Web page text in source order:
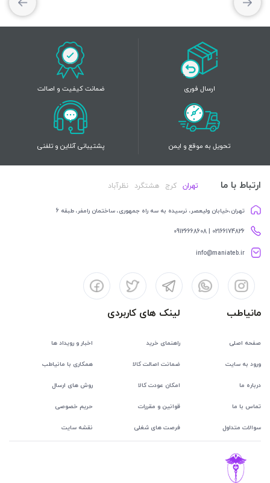
ارسال فوری ضمانت کیفیت و اصالت
تحویل به موقع و ایمن پشتیبانی آنلاین و تلفنی
ارتباط با ما تهران کرج هشتگرد نظرآباد
تهران،خیابان ولیعصر، نرسیده به سه راه جمهوری، ساختمان رامفر، طبقه 6
02166174826 | 09126668608
info@maniateb.ir
مانیاطب
صفحه اصلی
ورود به سایت
درباره ما
تماس با ما
سوالات متداول
لینک های کاربردی
راهنمای خرید اخبار و رویداد ها
ضمانت اصالت کالا همکاری با مانیاطب
امکان عودت کالا روش های ارسال
قوانین و مقررات حریم خصوصی
فرصت های شغلی نقشه سایت